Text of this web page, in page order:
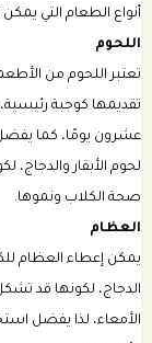
أنواع الطعام التي
اللحوم
تعتبر اللحوم من
تقديمها كوجبة رئيسية،
عشرون يومًا، كما
لحوم الأبقار والدجاج،
صحة الكلاب ونموها.
العظام
يمكن إعطاء العظام
الدجاج، لكونها قد
الأمعاء، لذا يفضل